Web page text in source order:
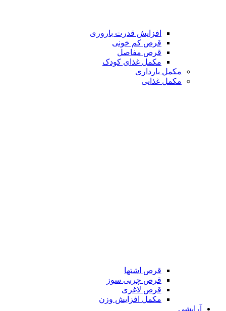
افزایش قدرت باروری
قرص کم خونی
قرص مفاصل
مکمل غذای کودک
مکمل بارداری
مکمل غذایی
قرص اشتها
قرص چربی سوز
قرص لاغری
مکمل افزایش وزن
آرایشی